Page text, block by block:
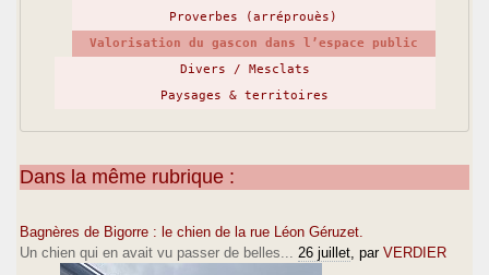
Proverbes (arréprouès)
Valorisation du gascon dans l’espace public
Divers / Mesclats
Paysages & territoires
Dans la même rubrique :
Bagnères de Bigorre : le chien de la rue Léon Géruzet.
Un chien qui en avait vu passer de belles...
26 juillet , par VERDIER